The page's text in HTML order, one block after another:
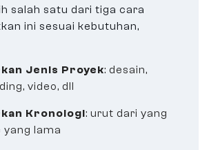
salah satu dari tiga cara
ini sesuai kebutuhan,
Jenis Proyek: desain,
video, dll
Kronologi: urut dari yang
lama